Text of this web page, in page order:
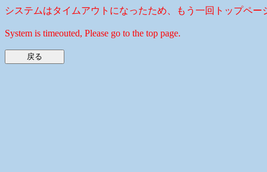
システムはタイムアウトになったため、もう一回トップペー
System is timeouted, Please go to the top page.